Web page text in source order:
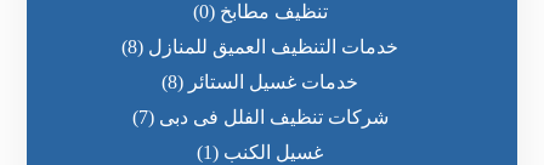
تنظيف مطابخ (0)
خدمات التنظيف العميق للمنازل (8)
خدمات غسيل الستائر (8)
شركات تنظيف الفلل فى دبى (7)
غسيل الكنب (1)